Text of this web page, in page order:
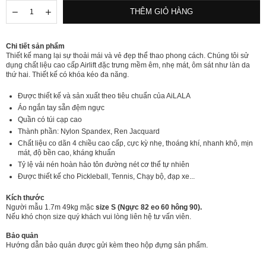
lượngGiảm
[LUX72]
Zipper
Short
Sleeve
Tăng
[LUX72]
Zipper
Short
Sleeve
THÊM GIỎ HÀNG
Chi tiết sản phẩm
Thiết kế mang lại sự thoải mái và vẻ đẹp thể thao phong cách. Chúng tôi sử
dụng chất liệu cao cấp Airlift đặc trưng mềm êm, nhẹ mát, ôm sát như làn da
thứ hai. Thiết kế có khóa kéo đa năng.
Được thiết kế và sản xuất theo tiêu chuẩn của AiLALA
Áo ngắn tay sẵn đệm ngực
Quần có túi cạp cao
Thành phần: Nylon Spandex, Ren Jacquard
Chất liệu co dãn 4 chiều cao cấp, cực kỳ nhẹ, thoáng khí, nhanh khô, mịn
mát, độ bền cao, kháng khuẩn
Tỷ lệ vải nén hoàn hảo tôn đường nét cơ thể tự nhiên
Được thiết kế cho Pickleball, Tennis, Chạy bộ, đạp xe...
Kích thước
Người mẫu 1.7m 49kg mặc size S (Ngực 82 eo 60 hông 90).
Nếu khó chọn size quý khách vui lòng liên hệ tư vấn viên.
Bảo quản
Hướng dẫn bảo quản được gửi kèm theo hộp đựng sản phẩm.